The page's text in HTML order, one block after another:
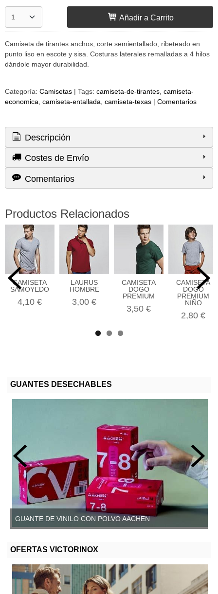
GUANTES DESECHABLES
GUANTE DE VINILO CON POLVO AACHEN
GUANTE DE VINILO SIN POLVO, AACHEN
OFERTAS VICTORINOX
Añadir a Carrito
Camiseta de tirantes anchos, corte semientallado, ribeteado en
punto liso en escote y sisa. Costuras laterales remalladas a 4 hilos
dándole mayor durabilidad.
Categoría: Camisetas | Tags: camiseta-de-tirantes camiseta-
economica camiseta-entallada camiseta-texas | Comentarios
Descripción
Costes de Envío
Comentarios
Productos Relacionados
CAMISETA
SAMOYEDO
4,10 €
LAURUS
HOMBRE
3,00 €
CAMISETA
DOGO
PREMIUM
3,50 €
CAMISETA
DOGO
PREMIUM
NIÑO
2,80 €